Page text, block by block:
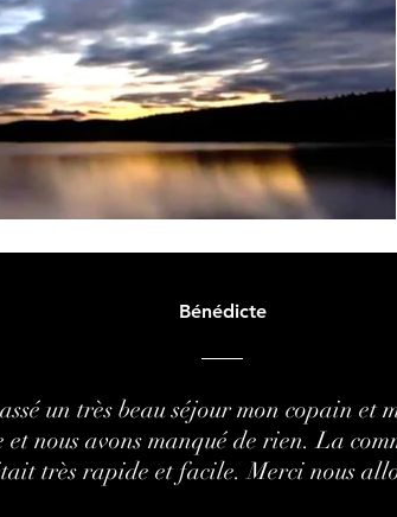
Bénédicte
un très beau séjour mon copain et
et nous avons manqué de rien. La
très rapide et facile. Merci nous